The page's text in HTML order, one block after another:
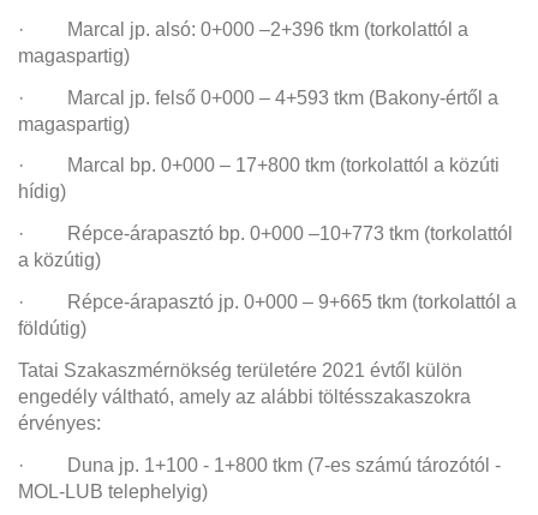
· Marcal jp. alsó: 0+000 –2+396 tkm (torkolattól a
magaspartig)
· Marcal jp. felső 0+000 – 4+593 tkm (Bakony-értől a
magaspartig)
· Marcal bp. 0+000 – 17+800 tkm (torkolattól a közúti
hídig)
· Répce-árapasztó bp. 0+000 –10+773 tkm (torkolattól
a közútig)
· Répce-árapasztó jp. 0+000 – 9+665 tkm (torkolattól a
földútig)
Tatai Szakaszmérnökség területére 2021 évtől külön
engedély váltható, amely az alábbi töltésszakaszokra
érvényes:
· Duna jp. 1+100 - 1+800 tkm (7-es számú tározótól -
MOL-LUB telephelyig)